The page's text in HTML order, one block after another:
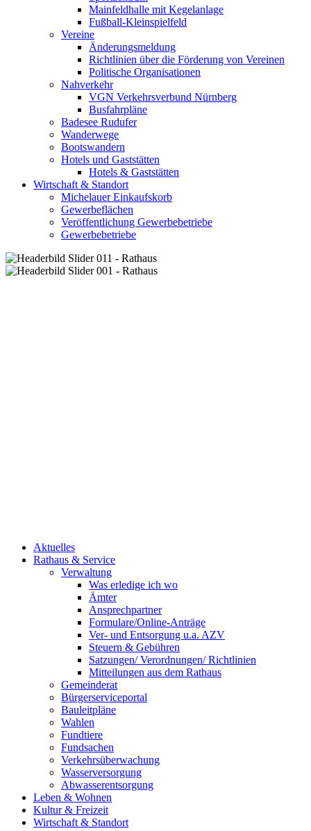
Mainfeldhalle mit Kegelanlage
Fußball-Kleinspielfeld
Vereine
Änderungsmeldung
Richtlinien über die Förderung von Vereinen
Politische Organisationen
Nahverkehr
VGN Verkehrsverbund Nürnberg
Busfahrpläne
Badesee Rudufer
Wanderwege
Bootswandern
Hotels und Gaststätten
Hotels & Gaststätten
Wirtschaft & Standort
Michelauer Einkaufskorb
Gewerbeflächen
Veröffentlichung Gewerbebetriebe
Gewerbebetriebe
Aktuelles
Rathaus & Service
Verwaltung
Was erledige ich wo
Ämter
Ansprechpartner
Formulare/Online-Anträge
Ver- und Entsorgung u.a. AZV
Steuern & Gebühren
Satzungen/ Verordnungen/ Richtlinien
Mitteilungen aus dem Rathaus
Gemeinderat
Bürgerserviceportal
Bauleitpläne
Wahlen
Fundtiere
Fundsachen
Verkehrsüberwachung
Wasserversorgung
Abwasserentsorgung
Leben & Wohnen
Kultur & Freizeit
Wirtschaft & Standort